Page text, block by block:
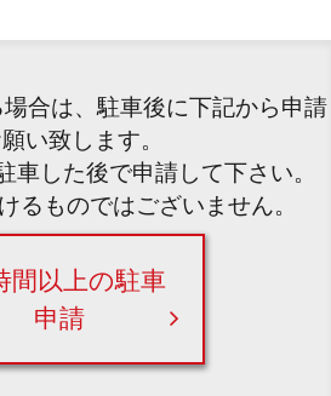
合は、駐車後に下記から申請
い致します。
車した後で申請して下さい。
るものではございません。
間以上の駐車
申請